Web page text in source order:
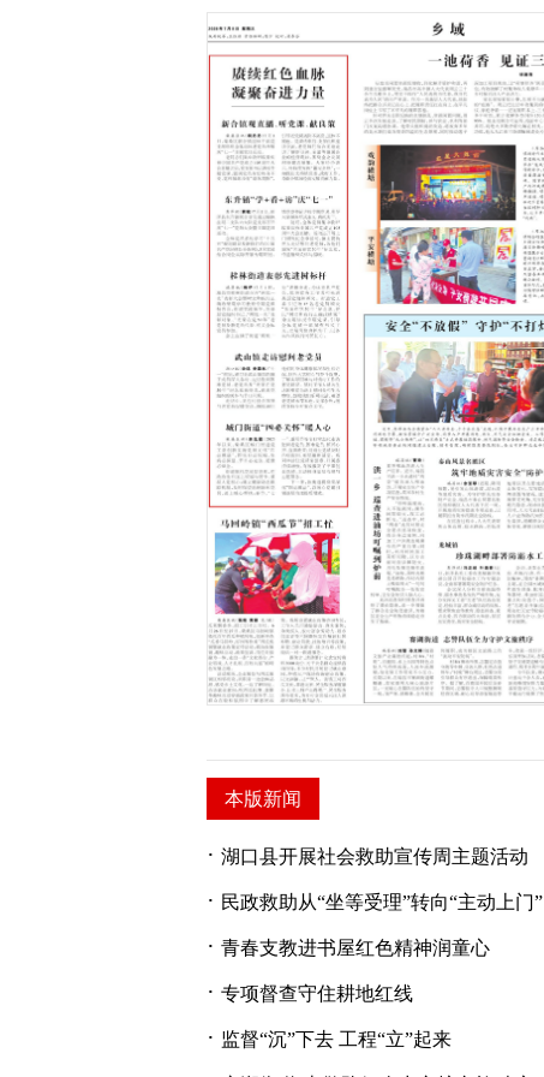
本版新闻
· 湖口县开展社会救助宣传周主题活动
· 民政救助从“坐等受理”转向“主动上门”
· 青春支教进书屋红色精神润童心
· 专项督查守住耕地红线
· 监督“沉”下去 工程“立”起来